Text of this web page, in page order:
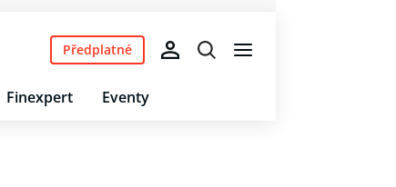
Finexpert Eventy
Předplatné